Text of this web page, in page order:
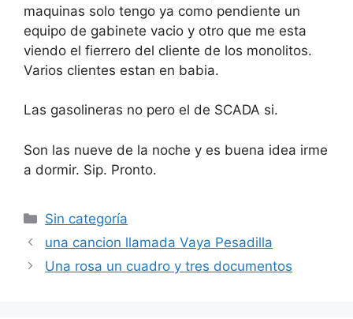
maquinas solo tengo ya como pendiente un
equipo de gabinete vacio y otro que me esta
viendo el fierrero del cliente de los monolitos.
Varios clientes estan en babia.
Las gasolineras no pero el de SCADA si.
Son las nueve de la noche y es buena idea irme
a dormir. Sip. Pronto.
Categorías
Sin categoría
una cancion llamada Vaya Pesadilla
Una rosa un cuadro y tres documentos